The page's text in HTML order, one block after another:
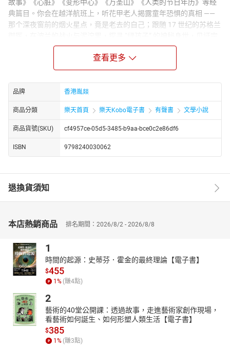
故事》《心脏》《变形中心》《万圣山》《人类的节日年历》等经
典篇目。你会在越洋航班上，听花甲老人揭露童年恐惧的真相 ——
那个深夜窗前的烟火星点，竟是老去的自己；跟随 17 世纪的苏格兰
教信仰与科学认知的碰撞；在独居男人的地下室，被母亲遗留的诡
异罐头拖入关于控制与死亡的惊悚迷局；还能踏入未来世界的变形
中心，看人类为挣脱肉身枷锁，做出颠覆认知的终极抉择。
从 17 世纪的波兰荒原到未来的基因实验室，从普通家庭的隐秘角落
到修道院里的圣徒骗局，托卡尔丘克以独特的 “星宿式写作”，将一
个个看似独立的故事串联成网。她用细腻又充满隐喻的笔触，剖析
存在的终极困惑。
查看更多
品牌 香港胤燚
商品分類 樂天首頁 樂天Kobo電子書 有聲書 文學小說
商品貨號(SKU) cf4957ce-05d5-3485-b9aa-bce0c2e86df6
ISBN 9798240030062
退換貨須知
本店熱銷商品 排名期間：2026/8/2 - 2026/8/8
1
時間的起源：史蒂芬．霍金的最終理論【電子書】
$455
1 % (賺4點)
2
藝術的40堂公開課：透過故事，走進藝術家創作現場，
看藝術如何誕生、如何形塑人類生活【電子書】
$385
1 % (賺3點)